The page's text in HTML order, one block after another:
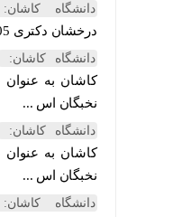
دانشگاه کاشان:
درخشان دکتری 1405
دانشگاه کاشان:
کاشان به عنوان عضو
نخبگان اس ...
دانشگاه کاشان:
کاشان به عنوان عضو
نخبگان اس ...
دانشگاه کاشان: